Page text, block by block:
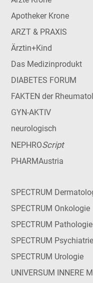
Apotheker Krone
ARZT & PRAXIS
Ärztin+Kind
Das Medizinprodukt
DIABETES FORUM
FAKTEN der
GYN-AKTIV
neurologisch
NEPHROScript
PHARMAustria
SPECTRUM
SPECTRUM Onkologie
SPECTRUM Pathologie
SPECTRUM Psychiatrie
SPECTRUM Urologie
UNIVERSUM INNERE